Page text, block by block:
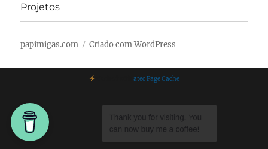
Projetos
papimigas.com Criado com WordPress
Cached withatec Page Cache